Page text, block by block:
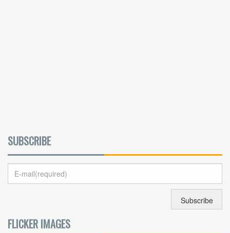
SUBSCRIBE
FLICKER IMAGES